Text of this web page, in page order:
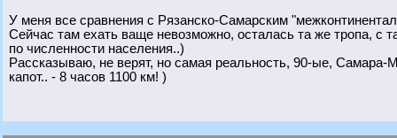
У меня все сравнения с Рязанско-Самарским
Сейчас там ехать ваще невозможно, осталась та же тропа, с
по численности населения..)
Рассказываю, не верят, но самая реальность, 90-ые,
капот.. - 8 часов 1100 км! )